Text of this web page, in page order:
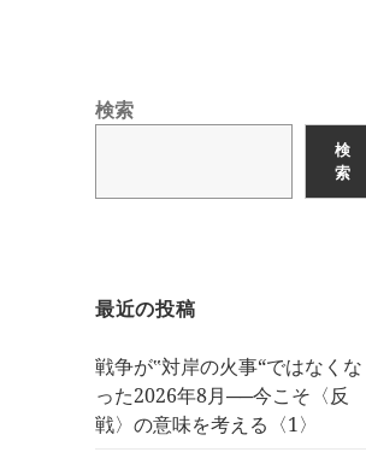
検索
検
索
最近の投稿
戦争が‟対岸の火事“ではなくな
った2026年8月──今こそ〈反
戦〉の意味を考える〈1〉